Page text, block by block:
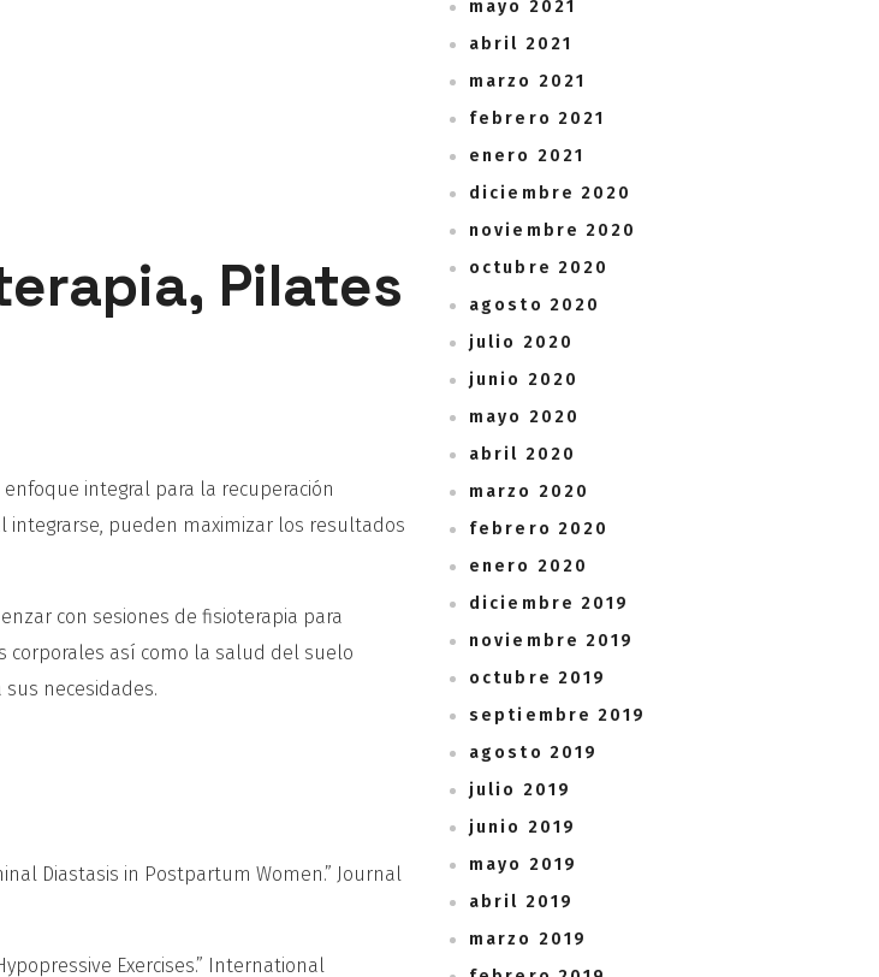
Pilates
integral para la recuperación
integrarse, pueden maximizar los resultados
con sesiones de fisioterapia para
corporales así como la salud del suelo
necesidades.
Diastasis in Postpartum Women.” Journal
Exercises.” International
mayo 2021
abril 2021
marzo 2021
febrero 2021
enero 2021
diciembre 2020
noviembre 2020
octubre 2020
agosto 2020
julio 2020
junio 2020
mayo 2020
abril 2020
marzo 2020
febrero 2020
enero 2020
diciembre 2019
noviembre 2019
octubre 2019
septiembre 2019
agosto 2019
julio 2019
junio 2019
mayo 2019
abril 2019
marzo 2019